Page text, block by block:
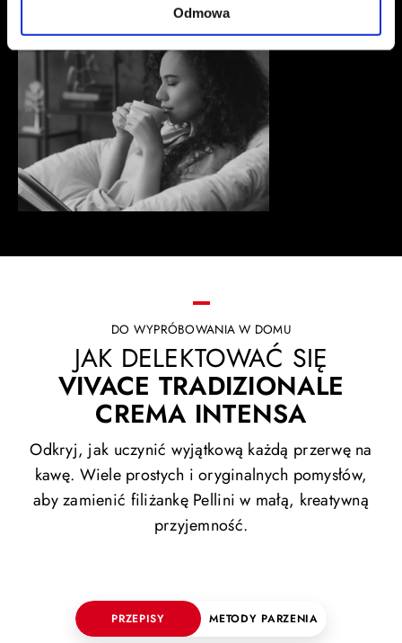
Odmowa
DO WYPRÓBOWANIA W DOMU
JAK DELEKTOWAĆ SIĘ
VIVACE TRADIZIONALE
CREMA INTENSA
Odkryj, jak uczynić wyjątkową każdą przerwę na
kawę. Wiele prostych i oryginalnych pomysłów,
aby zamienić filiżankę Pellini w małą, kreatywną
przyjemność.
PRZEPISY METODY PARZENIA